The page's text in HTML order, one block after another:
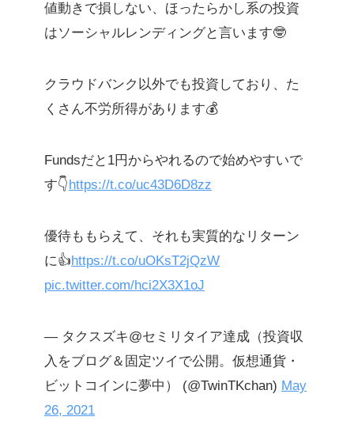
値動きで損しない、ほったらかし系の投資
はソーシャルレンディングと言います🤓
クラウドバンク以外でも投資しており、た
くさん不労所得があります💰
Fundsだと1円からやれるので始めやすいで
す👇 https://t.co/uc43D6D8zz
優待ももらえて、それも実質的なリターン
に👍https://t.co/uOKsT2jQzW
pic.twitter.com/hci2X3X1oJ
— タクスズキ@セミリタイア達成（投資収
入をブログ＆固定ツイで公開。仮想通貨・
ビットコインに夢中） (@TwinTKchan) May
26, 2021